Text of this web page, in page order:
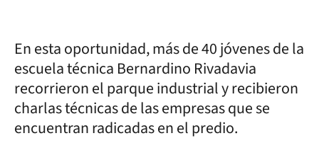
En esta oportunidad, más de 40 jóvenes de la
escuela técnica Bernardino Rivadavia
recorrieron el parque industrial y recibieron
charlas técnicas de las empresas que se
encuentran radicadas en el predio.